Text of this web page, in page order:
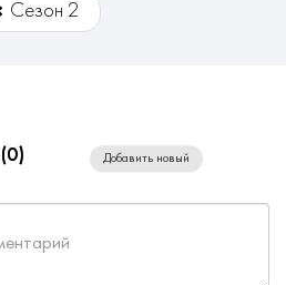
Сезон 2
0) Добавить новый